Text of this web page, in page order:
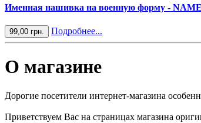
Именная нашивка на военную форму -
99,00 грн. Подробнее...
О магазине
Дорогие посетители интернет-магазина
Приветствуем Вас на страницах магазина